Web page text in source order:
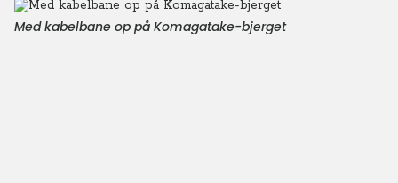
Med kabelbane op på Komagatake-bjerget